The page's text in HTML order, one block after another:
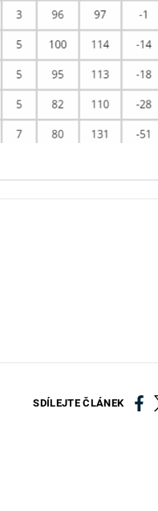
SDÍLEJTE ČLÁNEK